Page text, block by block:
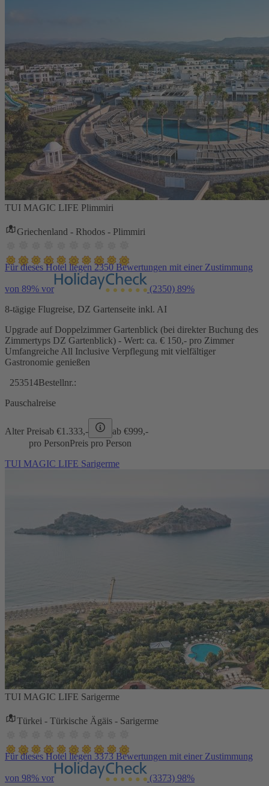
TUI MAGIC LIFE Plimmiri
Griechenland - Rhodos - Plimmiri
Für dieses Hotel liegen 2350 Bewertungen mit einer Zustimmung
von 89% vor (2350) 89%
8-tägige Flugreise, DZ Gartenseite inkl. AI
Upgrade auf Doppelzimmer Gartenblick (bei direkter Buchung des
Zimmertyps DZ Gartenblick) - Wert: ca. € 150,- pro Zimmer
Umfangreiche All Inclusive Verpflegung mit vielfältiger
Gastronomie genießen
253514Bestellnr.:
Pauschalreise
Alter Preisab €1.333,- ab €999,-
pro PersonPreis pro Person
TUI MAGIC LIFE Sarigerme
TUI MAGIC LIFE Sarigerme
Türkei - Türkische Ägäis - Sarigerme
Für dieses Hotel liegen 3373 Bewertungen mit einer Zustimmung
von 98% vor (3373) 98%